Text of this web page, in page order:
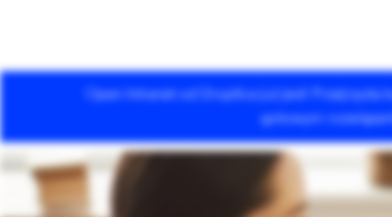
Open Intranet od Droptica już jest! Przejrzysta
gotowym
Usługi Drupala